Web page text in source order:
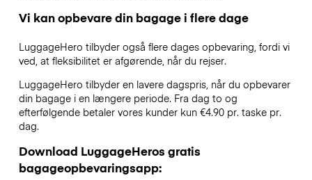
Vi kan opbevare din bagage i flere dage
LuggageHero tilbyder også flere dages opbevaring, fordi vi
ved, at fleksibilitet er afgørende, når du rejser.
LuggageHero tilbyder en lavere dagspris, når du opbevarer
din bagage i en længere periode. Fra dag to og
efterfølgende betaler vores kunder kun €4.90 pr. taske pr.
dag.
Download LuggageHeros gratis
bagageopbevaringsapp: